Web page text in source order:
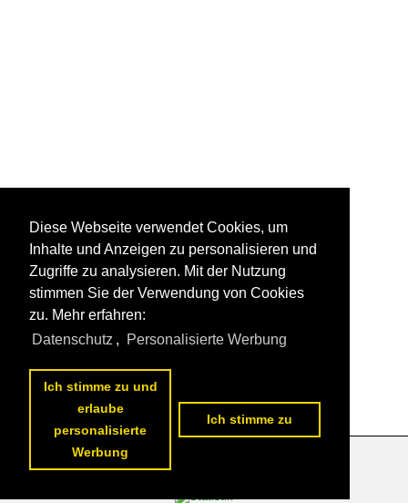
Datenschutzerklärung
Diese Webseite verwendet Cookies, um
Inhalte und Anzeigen zu personalisieren und
Zugriffe zu analysieren. Mit der Nutzung
stimmen Sie der Verwendung von Cookies
zu. Mehr erfahren:
Datenschutz , Personalisierte Werbung
Ich stimme zu und
erlaube
personalisierte
Werbung
Ich stimme zu